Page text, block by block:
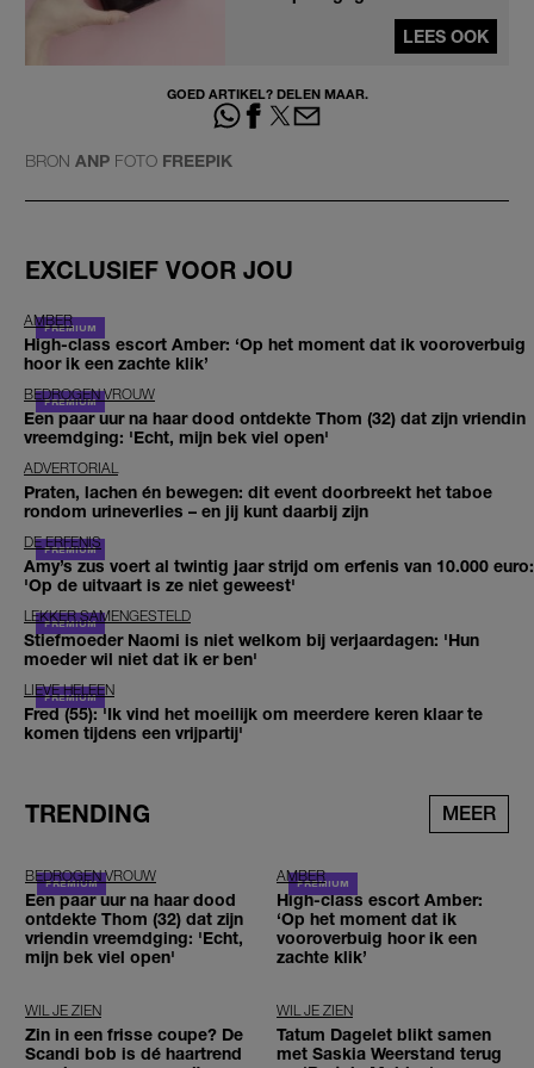
LEES OOK
GOED ARTIKEL? DELEN MAAR.
BRON ANP FOTO FREEPIK
EXCLUSIEF VOOR JOU
AMBER
High-class escort Amber: ‘Op het moment dat ik vooroverbuig
hoor ik een zachte klik’
BEDROGEN VROUW
Een paar uur na haar dood ontdekte Thom (32) dat zijn vriendin
vreemdging: 'Echt, mijn bek viel open'
ADVERTORIAL
Praten, lachen én bewegen: dit event doorbreekt het taboe
rondom urineverlies – en jij kunt daarbij zijn
DE ERFENIS
Amy’s zus voert al twintig jaar strijd om erfenis van 10.000 euro:
'Op de uitvaart is ze niet geweest'
LEKKER SAMENGESTELD
Stiefmoeder Naomi is niet welkom bij verjaardagen: 'Hun
moeder wil niet dat ik er ben'
LIEVE HELEEN
Fred (55): 'Ik vind het moeilijk om meerdere keren klaar te
komen tijdens een vrijpartij'
TRENDING MEER
BEDROGEN VROUW
Een paar uur na haar dood
ontdekte Thom (32) dat zijn
vriendin vreemdging: 'Echt,
mijn bek viel open'
AMBER
High-class escort Amber:
‘Op het moment dat ik
vooroverbuig hoor ik een
zachte klik’
WIL JE ZIEN
Zin in een frisse coupe? De
Scandi bob is dé haartrend
WIL JE ZIEN
Tatum Dagelet blikt samen
met Saskia Weerstand terug